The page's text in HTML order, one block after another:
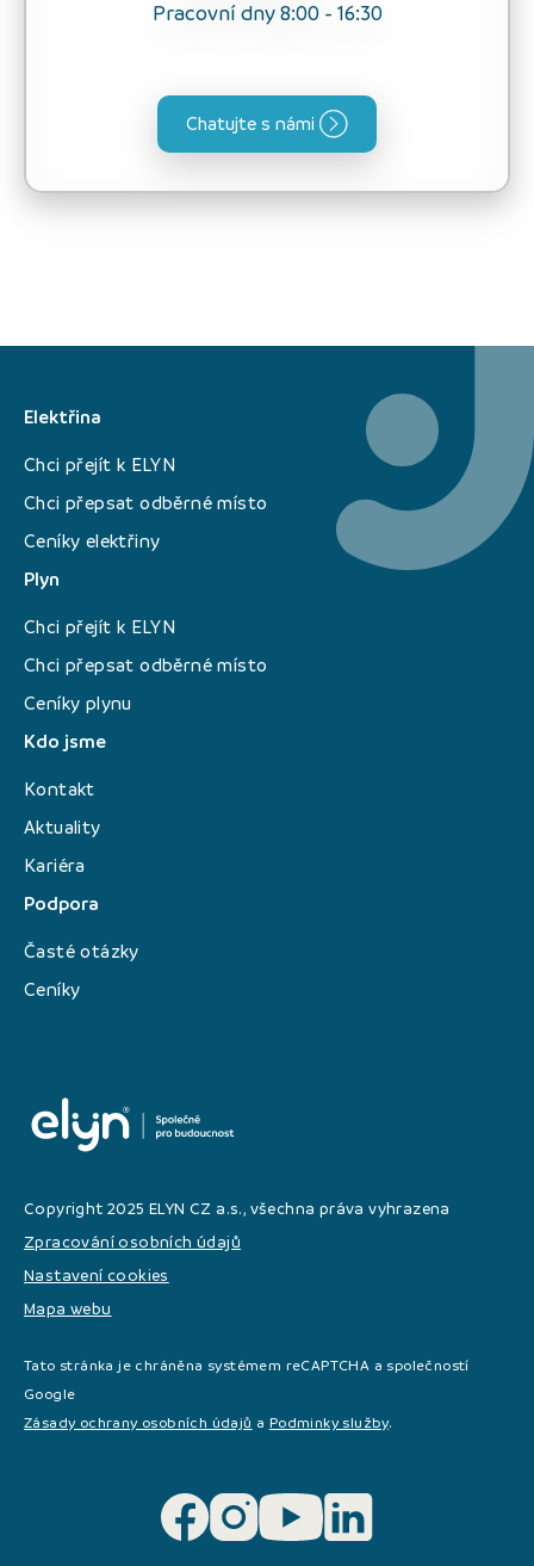
Pracovní dny 8:00 - 16:30
Chatujte s námi
Elektřina
Chci přejít k ELYN
Chci přepsat odběrné místo
Ceníky elektřiny
Plyn
Chci přejít k ELYN
Chci přepsat odběrné místo
Ceníky plynu
Kdo jsme
Kontakt
Aktuality
Kariéra
Podpora
Časté otázky
Ceníky
Copyright 2025 ELYN CZ a.s., všechna práva vyhrazena
Zpracování osobních údajů
Nastavení cookies
Mapa webu
Tato stránka je chráněna systémem reCAPTCHA a společností
Google
Zásady ochrany osobních údajů a Podminky služby.